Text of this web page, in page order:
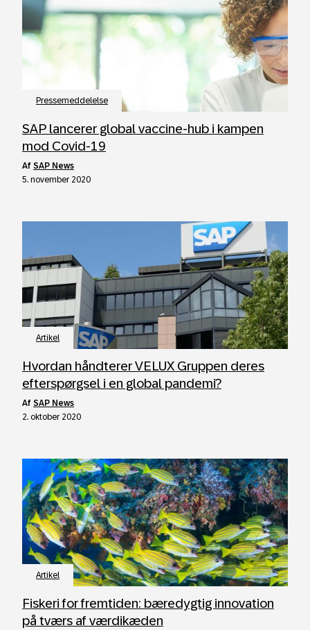
Pressemeddelelse
SAP lancerer global vaccine-hub i kampen
mod Covid-19
af SAP News
5. november 2020
Artikel
Hvordan håndterer VELUX Gruppen deres
efterspørgsel i en global pandemi?
af SAP News
2. oktober 2020
Artikel
Fiskeri for fremtiden: bæredygtig innovation
på tværs af værdikæden